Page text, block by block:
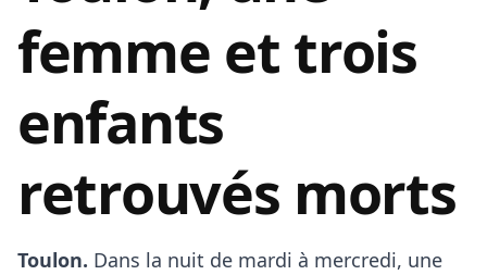
femme et trois
enfants
retrouvés morts
Toulon. Dans la nuit de mardi à mercredi, une